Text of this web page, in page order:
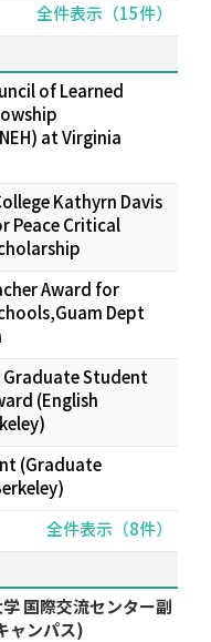
全件表示（15件）
of Learned
at Virginia
Kathyrn Davis
Peace Critical
Award for
Dept
Student
(English
(Graduate
全件表示（8件）
国際交流センター副
ャンパス)